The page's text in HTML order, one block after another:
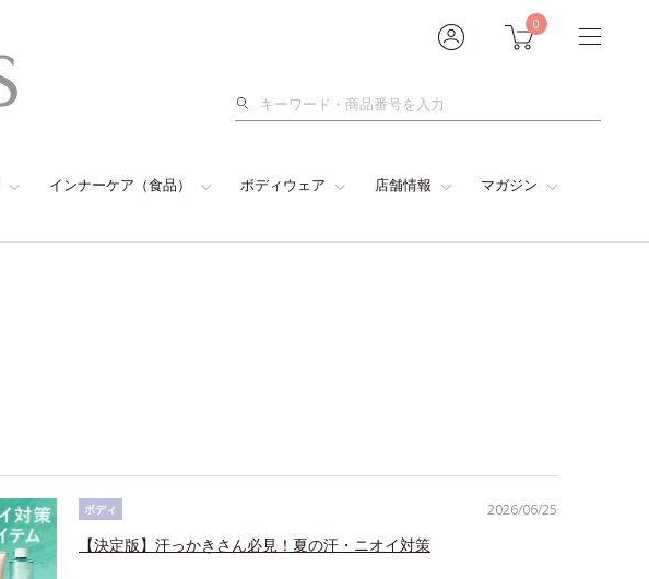
0
検
インナーケア（食品） ボディウェア 店舗情報 マガジン
2026/06/25
ボディ
【決定版】汗っかきさん必見！夏の汗・ニオイ対策